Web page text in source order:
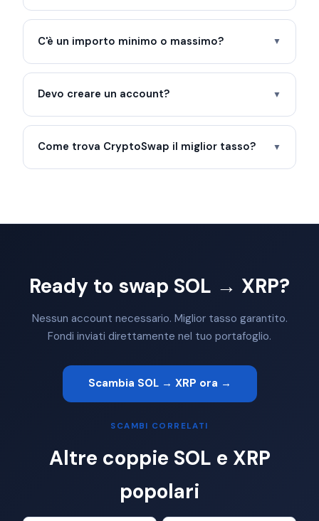
C'è un importo minimo o massimo? ▼
Devo creare un account? ▼
Come trova CryptoSwap il miglior tasso? ▼
Ready to swap SOL → XRP?
Nessun account necessario. Miglior tasso garantito.
Fondi inviati direttamente nel tuo portafoglio.
Scambia SOL → XRP ora →
SCAMBI CORRELATI
Altre coppie SOL e XRP
popolari